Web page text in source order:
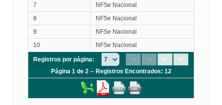
7
NFSe Nacional
8
NFSe Nacional
9
NFSe Nacional
10
NFSe Nacional
Registros por página:
Página 1 de 2 -- Registros Encontrados: 12